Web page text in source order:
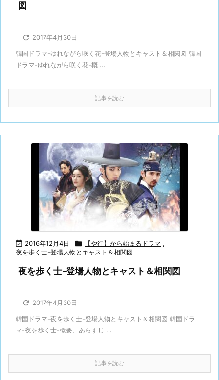
図
 2017年4月30日
韓国ドラマ-ゆれながら咲く花-登場人物とキャスト＆相関図 韓国
ドラマ-ゆれながら咲く花-概 ...
記事を読む
 2016年12月4日  【や行】から始まるドラマ ,
夜を歩く士-登場人物とキャスト＆相関図
夜を歩く士-登場人物とキャスト＆相関図
 2017年4月30日
韓国ドラマ-夜を歩く士-登場人物とキャスト＆相関図 韓国ドラ
マ-夜を歩く士-概要、あらすじ ...
記事を読む